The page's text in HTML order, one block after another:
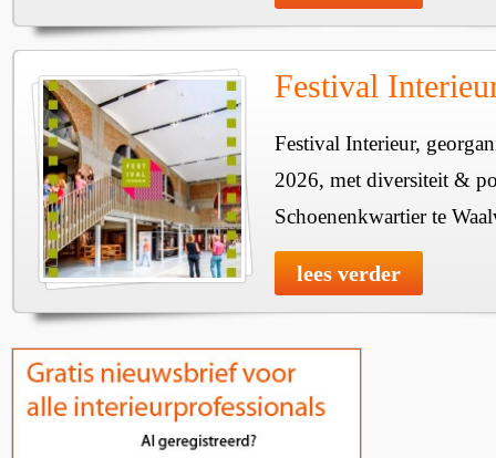
Festival
Festival Interieur,
2026, met diversiteit &
Schoenenkwartier te
lees verder